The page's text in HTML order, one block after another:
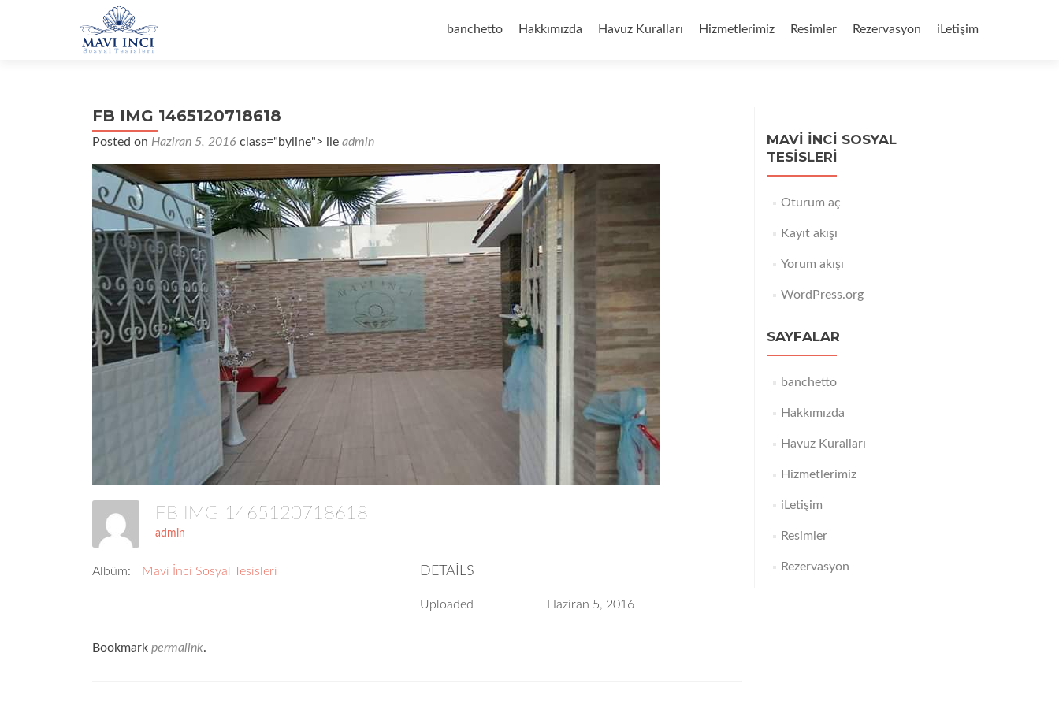
geç
banchetto Hakkımızda Havuz Kuralları Hizmetlerimiz Resimler Rezervasyon iLetişim
FB IMG 1465120718618
Posted on Haziran 5, 2016 class="byline"> ile admin
FB IMG 1465120718618
admin
Albüm: Mavi İnci Sosyal Tesisleri DETAILS
Uploaded Haziran 5, 2016
Bookmark permalink.
MAVI İNCI SOSYAL
TESISLERI
Oturum aç
Kayıt akışı
Yorum akışı
WordPress.org
SAYFALAR
banchetto
Hakkımızda
Havuz Kuralları
Hizmetlerimiz
iLetişim
Resimler
Rezervasyon